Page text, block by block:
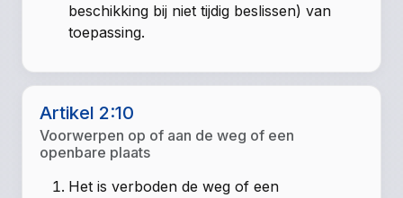
beschikking bij niet tijdig beslissen) van
toepassing.
Artikel 2:10
Voorwerpen op of aan de weg of een
openbare plaats
Het is verboden de weg of een